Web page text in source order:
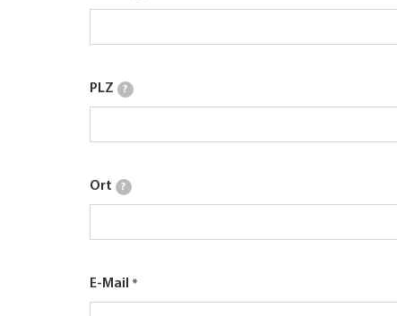
PLZ ?
Ort ?
E-Mail